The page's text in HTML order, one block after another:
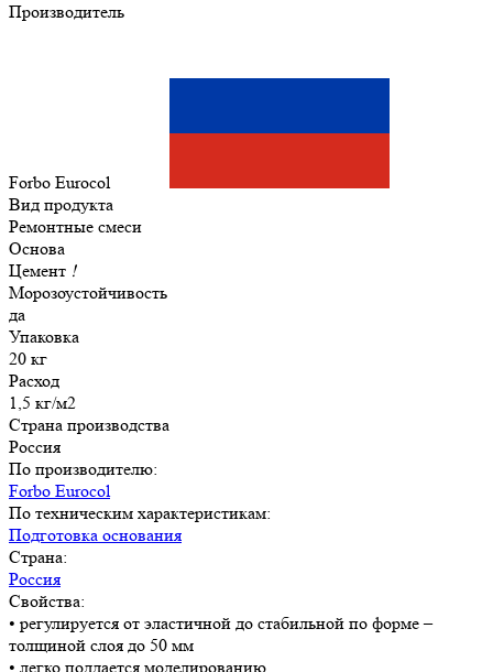
Производитель
Forbo Eurocol
Вид продукта
Ремонтные смеси
Основа
Цемент !
Морозоустойчивость
да
Упаковка
20 кг
Расход
1,5 кг/м2
Страна производства
Россия
По производителю:
Forbo Eurocol
По техническим характеристикам:
Подготовка основания
Страна:
Россия
Свойства:
• регулируется от эластичной до стабильной по форме –
толщиной слоя до 50 мм
• легко поддается моделированию